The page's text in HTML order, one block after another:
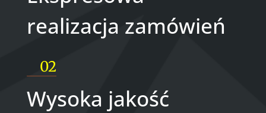
realizacja zamówień
02
Wysoka jakość